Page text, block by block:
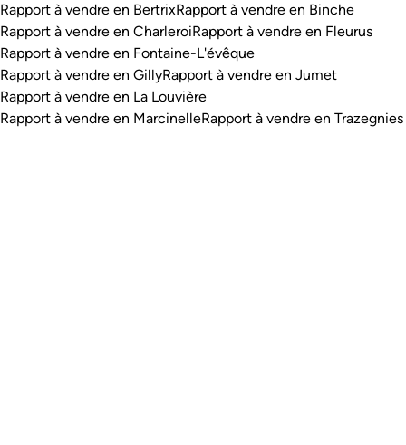
Rapport à vendre en BertrixRapport à vendre en Binche
Rapport à vendre en CharleroiRapport à vendre en Fleurus
Rapport à vendre en Fontaine-L'évêque
Rapport à vendre en GillyRapport à vendre en Jumet
Rapport à vendre en La Louvière
Rapport à vendre en MarcinelleRapport à vendre en Trazegnies